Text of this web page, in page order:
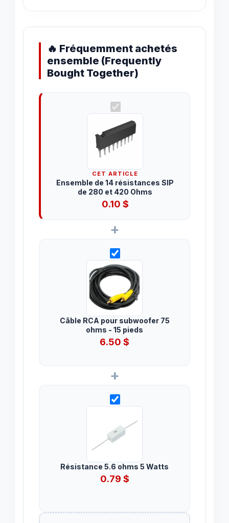
🔥 Fréquemment achetés
ensemble (Frequently
Bought Together)
CET ARTICLE
Ensemble de 14 résistances SIP
de 280 et 420 Ohms
0.10 $
+
Câble RCA pour subwoofer 75
ohms - 15 pieds
6.50 $
+
Résistance 5.6 ohms 5 Watts
0.79 $